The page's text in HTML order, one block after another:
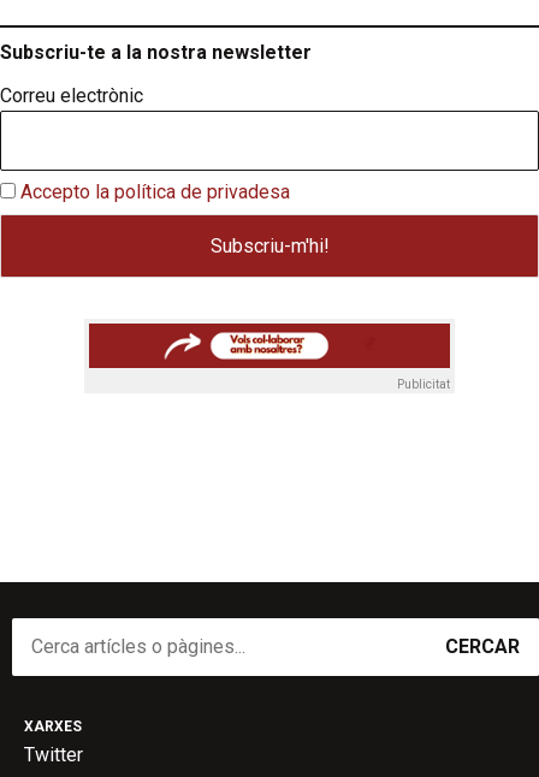
Subscriu-te a la nostra newsletter
Correu electrònic
Accepto la política de privadesa
Publicitat
CERCAR
XARXES
Twitter